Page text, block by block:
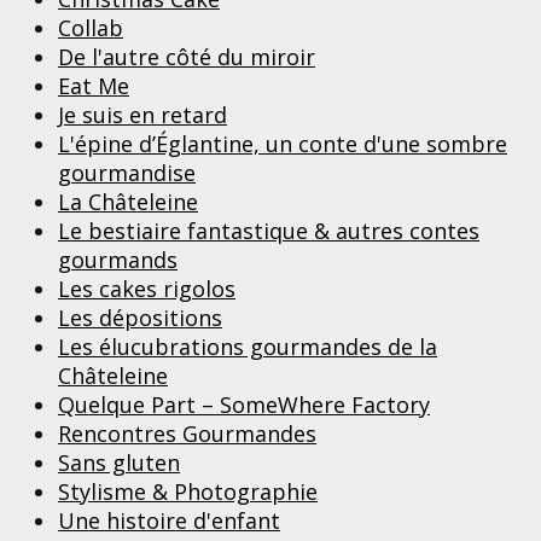
Collab
De l'autre côté du miroir
Eat Me
Je suis en retard
L'épine d’Églantine, un conte d'une sombre
gourmandise
La Châteleine
Le bestiaire fantastique & autres contes
gourmands
Les cakes rigolos
Les dépositions
Les élucubrations gourmandes de la
Châteleine
Quelque Part – SomeWhere Factory
Rencontres Gourmandes
Sans gluten
Stylisme & Photographie
Une histoire d'enfant